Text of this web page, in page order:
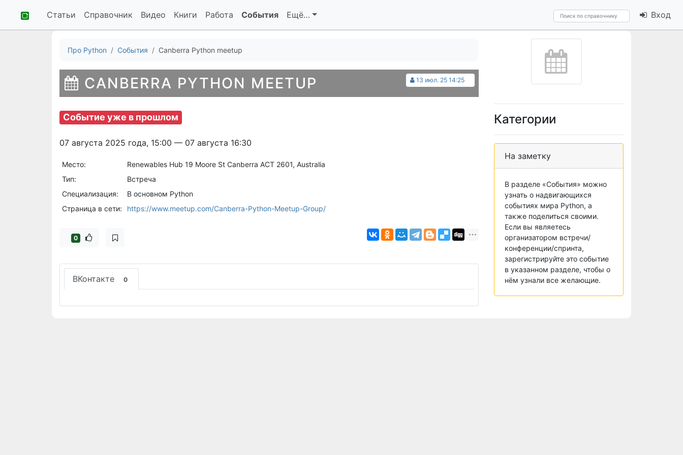
Статьи Справочник Видео Книги Работа События Ещё… Вход
Про Python События Canberra Python meetup
13 июл. 25 14:25
CANBERRA PYTHON MEETUP
Событие уже в прошлом
07 августа 2025 года, 15:00 — 07 августа 16:30
Место:
Renewables Hub 19 Moore St Canberra ACT 2601, Australia
Тип:
Встреча
Специализация:
В основном Python
Страница в сети:
https://www.meetup.com/Canberra-Python-Meetup-Group/
0
ВКонтакте 0
Категории
На заметку
В разделе «События» можно
узнать о надвигающихся
событиях мира Python, а
также поделиться своими.
Если вы являетесь
организатором встречи/
конференции/спринта,
зарегистрируйте это событие
в указанном разделе, чтобы о
нём узнали все желающие.